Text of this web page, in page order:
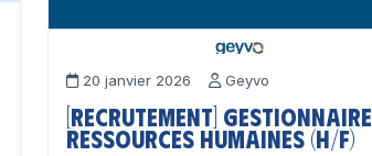
20 janvier 2026 Geyvo
[Recrutement] Gestionnaire
Ressources Humaines (H/F)